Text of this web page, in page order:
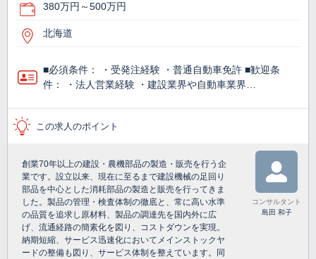
380万円～500万円
北海道
■必須条件： ・受発注経験 ・普通自動車免許 ■歓迎条
件： ・法人営業経験 ・建設業界や自動車業界…
この求人のポイント
創業70年以上の建設・農機部品の製造・販売を行う企
業です。設立以来、現在に至るまで建設機械の足回り
部品を中心とした消耗部品の製造と販売を行ってきま
した。製品の管理・検査体制の徹底と、常に高い水準
の品質を追求し原材料、製品の調達先を国内外に広
げ、流通経路の簡素化を図り、コストダウンを実現。
納期短縮、サービス迅速化においてメインストックヤ
ードの整備も図り、サービス体制を整えています。同
コンサルタント
島田 和子